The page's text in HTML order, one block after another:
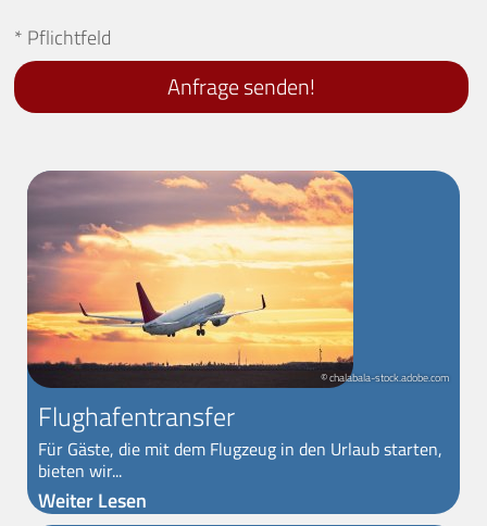
* Pflichtfeld
© chalabala-stock.adobe.com
Flughafentransfer
Für Gäste, die mit dem Flugzeug in den Urlaub starten,
bieten wir...
Weiter Lesen